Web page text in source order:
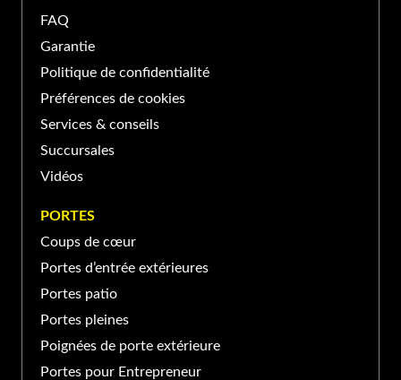
PORTE ET FENÊTRES VERDUN À SAINT-
BASILE-LE-GRAND
J3N, Canada
PORTE ET FENÊTRES VERDUN À SAINT-
370 Rue Laberge, Saint-Jean-
sur-Richelieu, QC J3A 1S2,
Canada
FAQ
Garantie
Politique de confidentialité
Préférences de cookies
Services & conseils
Succursales
Vidéos
PORTES
Coups de cœur
Portes d’entrée extérieures
Portes patio
Portes pleines
Poignées de porte extérieure
Portes pour Entrepreneur